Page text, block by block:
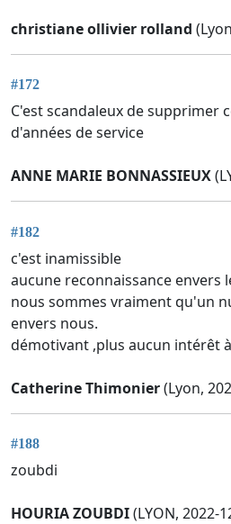
christiane ollivier rolland
#172
C'est scandaleux de supprimer
d'années de service
ANNE MARIE BONNASSIEUX
#182
c'est inamissible
aucune reconnaissance envers
nous sommes vraiment qu'un
envers nous.
démotivant ,plus aucun intérêt
Catherine Thimonier(Lyon,
#188
zoubdi
HOURIA ZOUBDI(LYON, 2022-